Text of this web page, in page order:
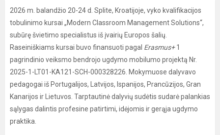
2026 m. balandžio 20-24 d. Splite, Kroatijoje, vyko kvalifikacijos
tobulinimo kursai „Modern Classroom Management Solutions“,
subūrę švietimo specialistus iš įvairių Europos šalių.
Raseiniškiams kursai buvo finansuoti pagal Erasmus+1
pagrindinio veiksmo bendrojo ugdymo mobilumo projektą Nr.
2025-1-LT01-KA121-SCH-000328226. Mokymuose dalyvavo
pedagogai iš Portugalijos, Latvijos, Ispanijos, Prancūzijos, Gran
Kanarijos ir Lietuvos. Tarptautinė dalyvių sudėtis sudarė palankias
sąlygas dalintis profesine patirtimi, idėjomis ir gerąja ugdymo
praktika.